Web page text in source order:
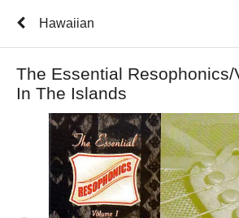
Hawaiian
The Essential Resophonics/
In The Islands